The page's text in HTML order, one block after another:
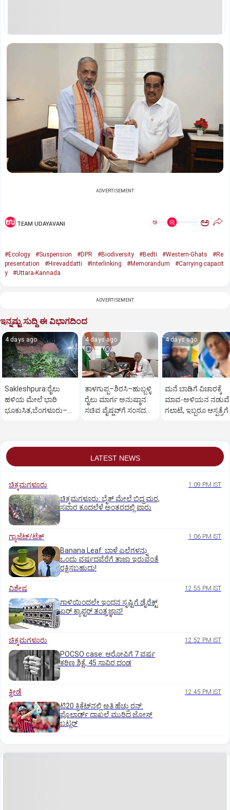
ADVERTISEMENT
TEAM UDAYAVANI ಅ ಅ
#Ecology #Suspension #DPR #Biodiversity #Bedti #Western-Ghats
#Re
presentation
#Hirevaddatti #Interlinking #Memorandum
#Carrying-capacit
y
#Uttara-Kannada
ADVERTISEMENT
ಇನ್ನಷ್ಟು ಸುದ್ದಿ ಈ ವಿಭಾಗದಿಂದ
4 days ago
Sakleshpura:ರೈಲು
ಹಳಿಯ ಮೇಲೆ ಭಾರಿ
ಭೂಕುಸಿತ,ಬೆಂಗಳೂರು–
4 days ago
ತಾಳಗುಪ್ಪ–ಶಿರಸಿ–ಹುಬ್ಬಳ್ಳಿ
ರೈಲು ಮಾರ್ಗ ಅನುಷ್ಠಾನ:
ಸಚಿವ ವೈಷ್ಣವ್‌ಗೆ ಸಂಸದ
4 days ago
ಮನೆ ಬಾಡಿಗೆ ವಿಚಾರಕ್ಕೆ
ಮಾವ-ಅಳಿಯನ ನಡುವೆ
ಗಲಾಟೆ, ಇಬ್ಬರೂ ಆಸ್ಪತ್ರೆಗೆ
LATEST NEWS
ಚಿಕ್ಕಮಗಳೂರು 1:09 PM IST
ಚಿಕ್ಕಮಗಳೂರು: ಬೈಕ್ ಮೇಲೆ ಬಿದ್ದ ಮರ,
ಸವಾರ ಕೂದಲೆಳೆ ಅಂತರದಲ್ಲಿ ಪಾರು
ಗ್ಯಾಜೆಟ್/ಟೆಕ್ 1:06 PM IST
Banana Leaf: ಬಾಳೆ ಎಲೆಗಳನ್ನು
ಒಂದು ವರ್ಷದವೆರೆಗೆ ತಾಜಾ ಇರುವಂತೆ
ರಕ್ಷಿಸಬಹುದು!
ವಿಶೇಷ 12:55 PM IST
ಗಾಳಿಯಿಂದಲೇ ಇಂಧನ ಸೃಷ್ಟಿಗೆ ಡೈರೆಕ್ಟ್
ಏರ್‌ ಕ್ಯಾಪ್ಟರ್ ತಂತ್ರಜ್ಞಾನ!
ಚಿಕ್ಕಮಗಳೂರು 12:52 PM IST
POCSO case: ಆರೋಪಿಗೆ 7 ವರ್ಷ
ಕಠಿಣ ಶಿಕ್ಷೆ, 45 ಸಾವಿರ ದಂಡ
ಕ್ರೀಡೆ 12:45 PM IST
ಟಿ20 ಕ್ರಿಕೆಟ್‌ನಲ್ಲಿ ಅತಿ ಹೆಚ್ಚು ರನ್:
ಪೊಲಾರ್ಡ್ ದಾಖಲೆ ಮುರಿದ ಜೋಸ್
ಬಟ್ಲರ್